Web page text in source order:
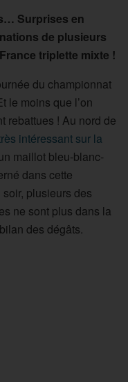
Surprises en
de plusieurs
triplette mixte !
du championnat
le moins que l’on
rebattues ! Au nord de
intéressant sur la
maillot bleu-blanc-
dans cette
plusieurs des
ne sont plus dans la
des dégâts.